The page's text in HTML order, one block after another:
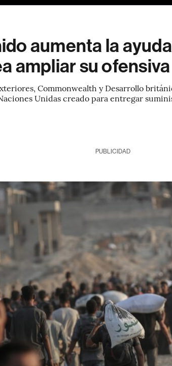
aumenta la
ampliar su ofensiva
Commonwealth y Desarrollo
Unidas creado para entregar
PUBLICIDAD